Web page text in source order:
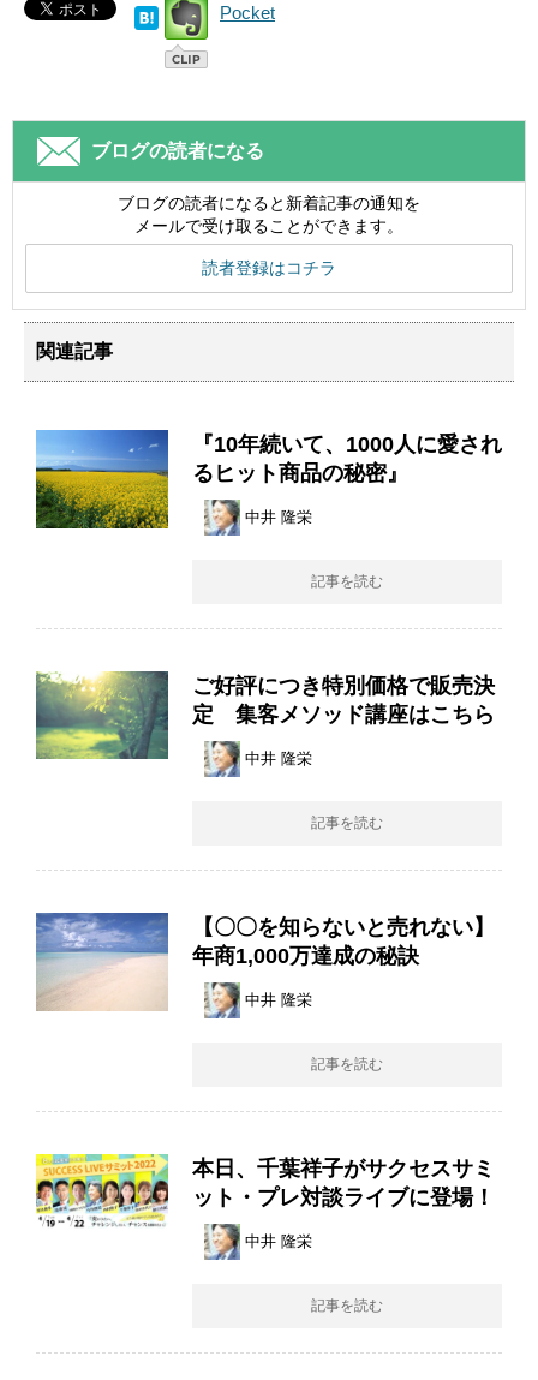
Pocket
ブログの読者になる
ブログの読者になると新着記事の通知を
メールで受け取ることができます。
読者登録はコチラ
関連記事
『10年続いて、1000人に愛され
るヒット商品の秘密』
中井 隆栄
記事を読む
ご好評につき特別価格で販売決
定 集客メソッド講座はこちら
中井 隆栄
記事を読む
【〇〇を知らないと売れない】
年商1,000万達成の秘訣
中井 隆栄
記事を読む
本日、千葉祥子がサクセスサミ
ット・プレ対談ライブに登場！
中井 隆栄
記事を読む